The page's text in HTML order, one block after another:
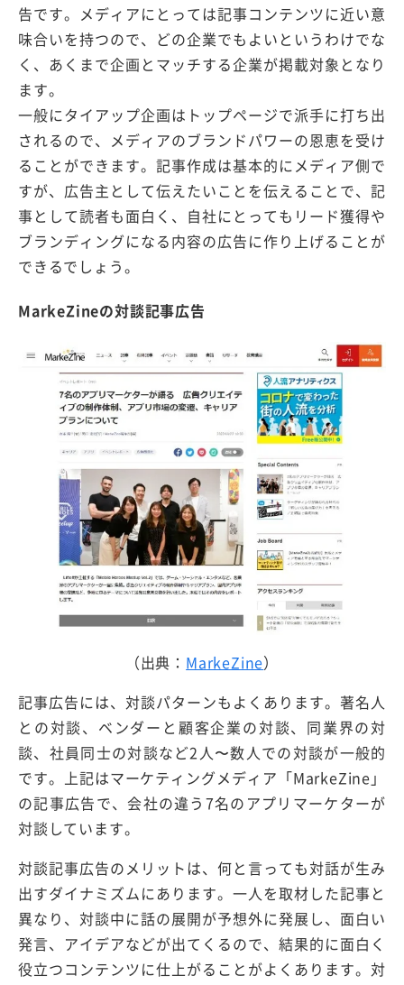
告です。メディアにとっては記事コンテンツに近い意
味合いを持つので、どの企業でもよいというわけでな
く、あくまで企画とマッチする企業が掲載対象となり
ます。
一般にタイアップ企画はトップページで派手に打ち出
されるので、メディアのブランドパワーの恩恵を受け
ることができます。記事作成は基本的にメディア側で
すが、広告主として伝えたいことを伝えることで、記
事として読者も面白く、自社にとってもリード獲得や
ブランディングになる内容の広告に作り上げることが
できるでしょう。
MarkeZineの対談記事広告
（出典： MarkeZine）
記事広告には、対談パターンもよくあります。著名人
との対談、ベンダーと顧客企業の対談、同業界の対
談、社員同士の対談など2人〜数人での対談が一般的
です。上記はマーケティングメディア「MarkeZine」
の記事広告で、会社の違う7名のアプリマーケターが
対談しています。
対談記事広告のメリットは、何と言っても対話が生み
出すダイナミズムにあります。一人を取材した記事と
異なり、対談中に話の展開が予想外に発展し、面白い
発言、アイデアなどが出てくるので、結果的に面白く
役立つコンテンツに仕上がることがよくあります。対